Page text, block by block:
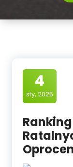
4
sty, 2025